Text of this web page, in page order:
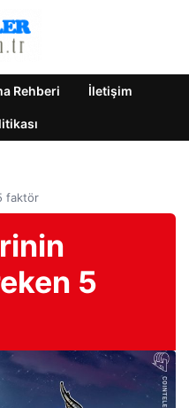
Rehberi İletişim
faktör
5